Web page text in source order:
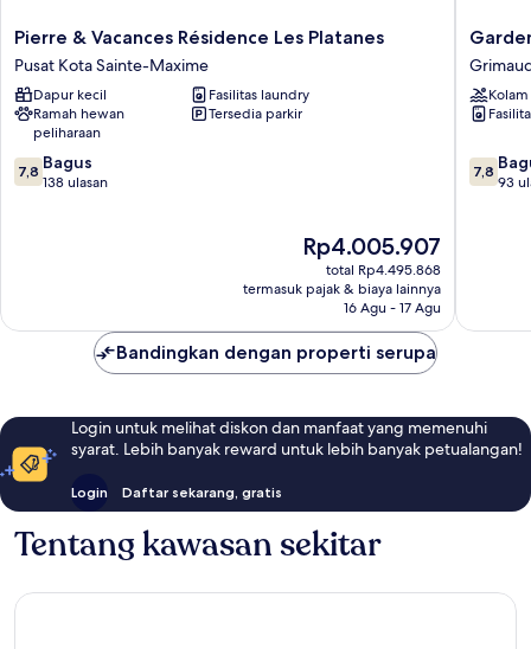
Pierre
&
Vacances
Résidence
Les
Platanes
Pusat
Kota
Pierre & Vacances Résidence Les Platanes
Pusat Kota Sainte-Maxime
Dapur kecil
Fasilitas laundry
Ramah hewan
peliharaan
Tersedia parkir
7.8
dari
7,8 Bagus
138 ulasan
Harga
sekarang
Rp4.005.907
Rp4.005.907
total Rp4.495.868
termasuk pajak & biaya lainnya
16 Agu - 17 Agu
Garden
&
City
Les
Bastides
7.8
dari
7,8
93
Bandingkan dengan properti serupa
Login untuk melihat diskon dan manfaat yang memenuhi
syarat. Lebih banyak reward untuk lebih banyak petualangan!
Login Daftar sekarang, gratis
Tentang kawasan sekitar